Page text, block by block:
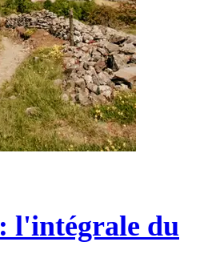
l'intégrale du